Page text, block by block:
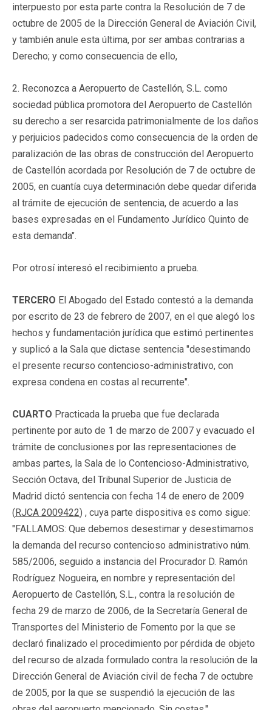
interpuesto por esta parte contra la Resolución de 7 de
octubre de 2005 de la Dirección General de Aviación Civil,
y también anule esta última, por ser ambas contrarias a
Derecho; y como consecuencia de ello,
2. Reconozca a Aeropuerto de Castellón, S.L. como
sociedad pública promotora del Aeropuerto de Castellón
su derecho a ser resarcida patrimonialmente de los daños
y perjuicios padecidos como consecuencia de la orden de
paralización de las obras de construcción del Aeropuerto
de Castellón acordada por Resolución de 7 de octubre de
2005, en cuantía cuya determinación debe quedar diferida
al trámite de ejecución de sentencia, de acuerdo a las
bases expresadas en el Fundamento Jurídico Quinto de
esta demanda".
Por otrosí interesó el recibimiento a prueba.
TERCERO El Abogado del Estado contestó a la demanda
por escrito de 23 de febrero de 2007, en el que alegó los
hechos y fundamentación jurídica que estimó pertinentes
y suplicó a la Sala que dictase sentencia "desestimando
el presente recurso contencioso-administrativo, con
expresa condena en costas al recurrente".
CUARTO Practicada la prueba que fue declarada
pertinente por auto de 1 de marzo de 2007 y evacuado el
trámite de conclusiones por las representaciones de
ambas partes, la Sala de lo Contencioso-Administrativo,
Sección Octava, del Tribunal Superior de Justicia de
Madrid dictó sentencia con fecha 14 de enero de 2009
(RJCA 2009422) , cuya parte dispositiva es como sigue:
"FALLAMOS: Que debemos desestimar y desestimamos
la demanda del recurso contencioso administrativo núm.
585/2006, seguido a instancia del Procurador D. Ramón
Rodríguez Nogueira, en nombre y representación del
Aeropuerto de Castellón, S.L., contra la resolución de
fecha 29 de marzo de 2006, de la Secretaría General de
Transportes del Ministerio de Fomento por la que se
declaró finalizado el procedimiento por pérdida de objeto
del recurso de alzada formulado contra la resolución de la
Dirección General de Aviación civil de fecha 7 de octubre
de 2005, por la que se suspendió la ejecución de las